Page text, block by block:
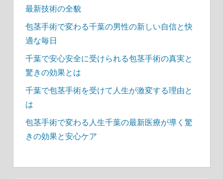
最新技術の全貌
包茎手術で変わる千葉の男性の新しい自信と快
適な毎日
千葉で安心安全に受けられる包茎手術の真実と
驚きの効果とは
千葉で包茎手術を受けて人生が激変する理由と
は
包茎手術で変わる人生千葉の最新医療が導く驚
きの効果と安心ケア